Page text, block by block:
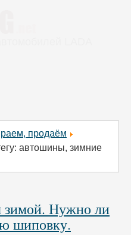
продаём
автошины, зимние
Нужно ли
шиповку.